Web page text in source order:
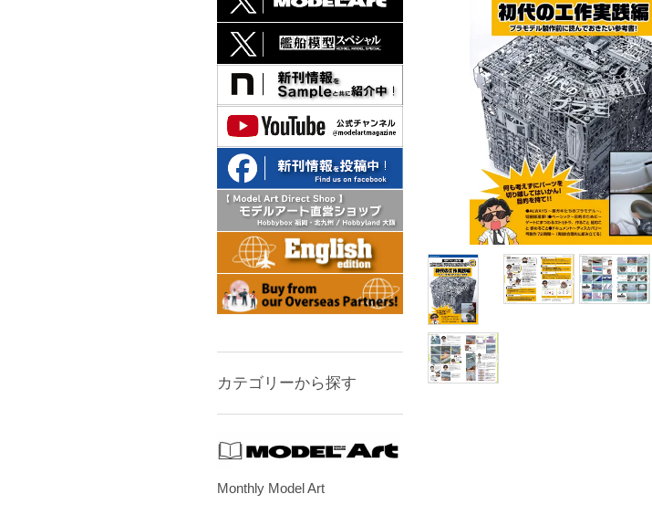
カテゴリーから探す
Monthly Model Art